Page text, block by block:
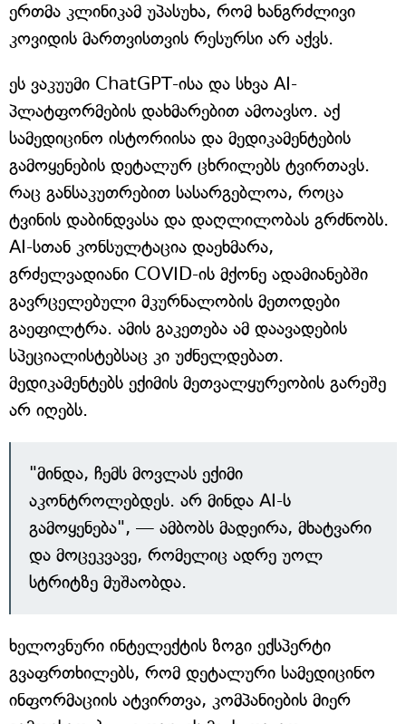
ერთმა კლინიკამ უპასუხა, რომ ხანგრძლივი
კოვიდის მართვისთვის რესურსი არ აქვს.
ეს ვაკუუმი ChatGPT-ისა და სხვა AI-
პლატფორმების დახმარებით ამოავსო. აქ
სამედიცინო ისტორიისა და მედიკამენტების
გამოყენების დეტალურ ცხრილებს ტვირთავს.
რაც განსაკუთრებით სასარგებლოა, როცა
ტვინის დაბინდვასა და დაღლილობას გრძნობს.
AI-სთან კონსულტაცია დაეხმარა,
გრძელვადიანი COVID-ის მქონე ადამიანებში
გავრცელებული მკურნალობის მეთოდები
გაეფილტრა. ამის გაკეთება ამ დაავადების
სპეციალისტებსაც კი უძნელდებათ.
მედიკამენტებს ექიმის მეთვალყურეობის გარეშე
არ იღებს.
"მინდა, ჩემს მოვლას ექიმი
აკონტროლებდეს. არ მინდა AI-ს
გამოყენება", — ამბობს მადეირა, მხატვარი
და მოცეკვავე, რომელიც ადრე უოლ
სტრიტზე მუშაობდა.
ხელოვნური ინტელექტის ზოგი ექსპერტი
გვაფრთხილებს, რომ დეტალური სამედიცინო
ინფორმაციის ატვირთვა, კომპანიების მიერ